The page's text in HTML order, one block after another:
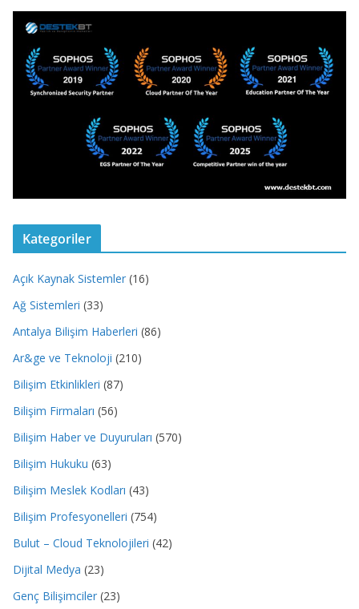
Kategoriler
Açık Kaynak Sistemler (16)
Ağ Sistemleri (33)
Antalya Bilişim Haberleri (86)
Ar&ge ve Teknoloji (210)
Bilişim Etkinlikleri (87)
Bilişim Firmaları (56)
Bilişim Haber ve Duyuruları (570)
Bilişim Hukuku (63)
Bilişim Meslek Kodları (43)
Bilişim Profesyonelleri (754)
Bulut – Cloud Teknolojileri (42)
Dijital Medya (23)
Genç Bilişimciler (23)